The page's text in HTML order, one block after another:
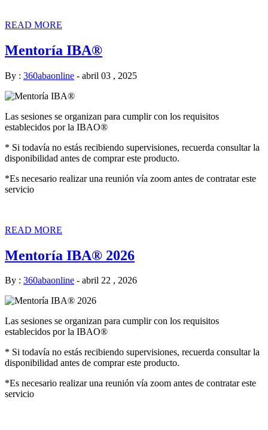
READ MORE
Mentoría IBA®
By : 360abaonline - abril 03 , 2025
Las sesiones se organizan para cumplir con los requisitos
establecidos por la IBAO®
* Si todavía no estás recibiendo supervisiones, recuerda consultar la
disponibilidad antes de comprar este producto.
*Es necesario realizar una reunión vía zoom antes de contratar este
servicio
READ MORE
Mentoría IBA® 2026
By : 360abaonline - abril 22 , 2026
Las sesiones se organizan para cumplir con los requisitos
establecidos por la IBAO®
* Si todavía no estás recibiendo supervisiones, recuerda consultar la
disponibilidad antes de comprar este producto.
*Es necesario realizar una reunión vía zoom antes de contratar este
servicio